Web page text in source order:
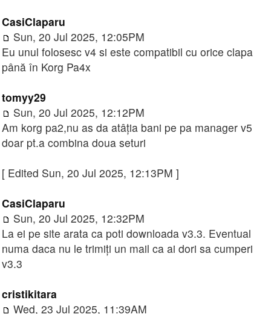
CasiClaparu
Sun, 20 Jul 2025, 12:05PM
Eu unul folosesc v4 si este compatibil cu orice clapa
până în Korg Pa4x
tomyy29
Sun, 20 Jul 2025, 12:12PM
Am korg pa2,nu as da atâția bani pe pa manager v5
doar pt.a combina doua seturi
[ Edited Sun, 20 Jul 2025, 12:13PM ]
CasiClaparu
Sun, 20 Jul 2025, 12:32PM
La ei pe site arata ca poti downloada v3.3. Eventual
numa daca nu le trimiți un mail ca ai dori sa cumperi
v3.3
cristikitara
Wed, 23 Jul 2025, 11:39AM